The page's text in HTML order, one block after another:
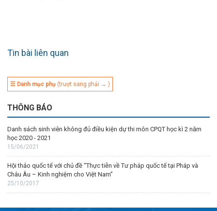
Tin bài liên quan
☰ Danh mục phụ (trượt sang phải → )
THÔNG BÁO
Danh sách sinh viên không đủ điều kiện dự thi môn CPQT học kì 2 năm
học 2020 - 2021
15/06/2021
Hội thảo quốc tế với chủ đề “Thực tiễn về Tư pháp quốc tế tại Pháp và
Châu Âu – Kinh nghiệm cho Việt Nam”
25/10/2017